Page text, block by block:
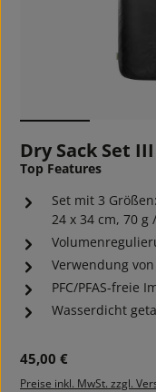
Dry Sack Set
Top Features
Set mit 3
24 x 34 cm, 70 g
Verwendung
PFC/PFAS-freie
Wasserdicht
Regulärer Preis:
45,00 €
Preise inkl. MwSt. zzgl.